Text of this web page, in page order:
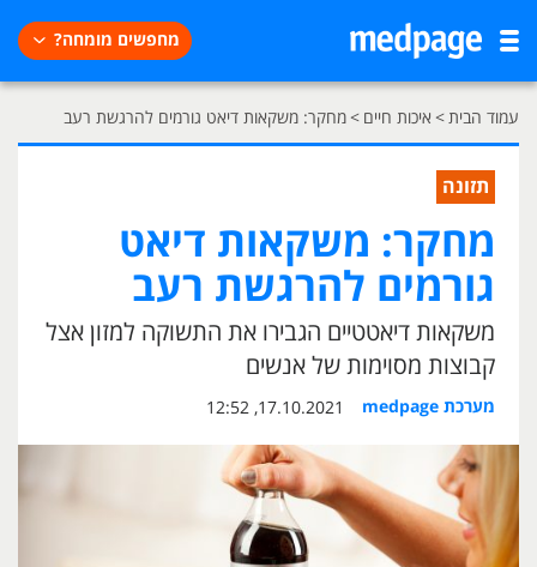
מחפשים מומחה?
עמוד הבית> איכות חיים >מחקר: משקאות דיאט גורמים להרגשת רעב
תזונה
מחקר: משקאות דיאט
גורמים להרגשת רעב
משקאות דיאטטיים הגבירו את התשוקה למזון אצל
קבוצות מסוימות של אנשים
מערכת medpage 17.10.2021, 12:52